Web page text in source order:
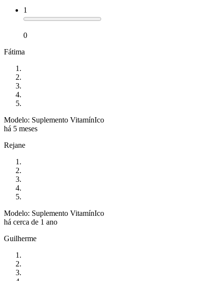
1
0
Fátima
Modelo: Suplemento VitamínIco
há 5 meses
Rejane
Modelo: Suplemento VitamínIco
há cerca de 1 ano
Guilherme